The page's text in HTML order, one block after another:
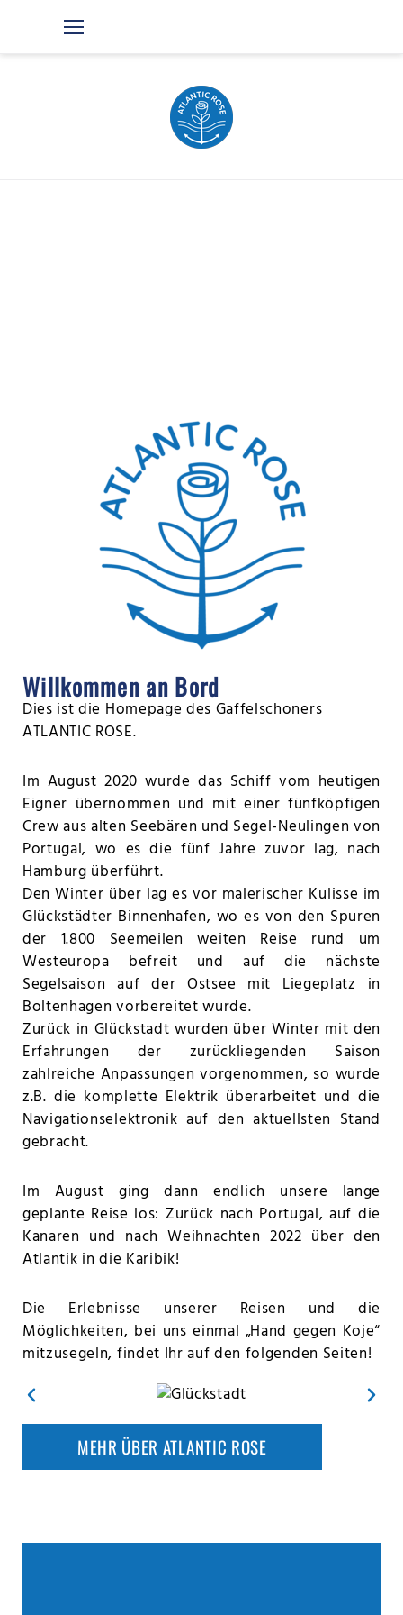
Willkommen an Bord
Dies ist die Homepage des Gaffelschoners
ATLANTIC ROSE.
Im August 2020 wurde das Schiff vom heutigen
Eigner übernommen und mit einer fünfköpfigen
Crew aus alten Seebären und Segel-Neulingen von
Portugal, wo es die fünf Jahre zuvor lag, nach
Hamburg überführt.
Den Winter über lag es vor malerischer Kulisse im
Glückstädter Binnenhafen, wo es von den Spuren
der 1.800 Seemeilen weiten Reise rund um
Westeuropa befreit und auf die nächste
Segelsaison auf der Ostsee mit Liegeplatz in
Boltenhagen vorbereitet wurde.
Zurück in Glückstadt wurden über Winter mit den
Erfahrungen der zurückliegenden Saison
zahlreiche Anpassungen vorgenommen, so wurde
z.B. die komplette Elektrik überarbeitet und die
Navigationselektronik auf den aktuellsten Stand
gebracht.
Im August ging dann endlich unsere lange
geplante Reise los: Zurück nach Portugal, auf die
Kanaren und nach Weihnachten 2022 über den
Atlantik in die Karibik!
Die Erlebnisse unserer Reisen und die
Möglichkeiten, bei uns einmal „Hand gegen Koje“
mitzusegeln, findet Ihr auf den folgenden Seiten!
MEHR ÜBER ATLANTIC ROSE